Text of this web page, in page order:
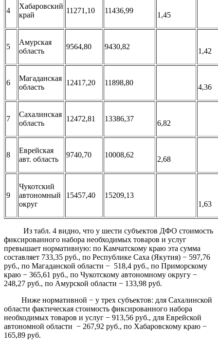
4
Хабаровский
край
11271,10 11436,99
1,45
5
Амурская
область
9564,80 9430,82
1,42
6
Магаданская
область
12417,20 11898,80
4,36
7
Сахалинская
область
12472,81 13386,37
6,82
8
Еврейская
авт. область
9740,70 10008,62
2,68
9
Чукотский
автономный
округ
15457,40
15209,13
1,63
Из табл. 4 видно, что у шести субъектов ДФО стоимость
фиксированного набора необходимых товаров и услуг
превышает нормативную: по Камчатскому краю эта сумма
составляет 733,35 руб., по Республике Саха (Якутия) − 597,76
руб., по Магаданской области − 518,4 руб., по Приморскому
краю − 365,61 руб., по Чукотскому автономному округу −
248,27 руб., по Амурской области − 133,98 руб.
Ниже нормативной − у трех субъектов: для Сахалинской
области фактическая стоимость фиксированного набора
необходимых товаров и услуг − 913,56 руб., для Еврейской
автономной области − 267,92 руб., по Хабаровскому краю −
165,89 руб.